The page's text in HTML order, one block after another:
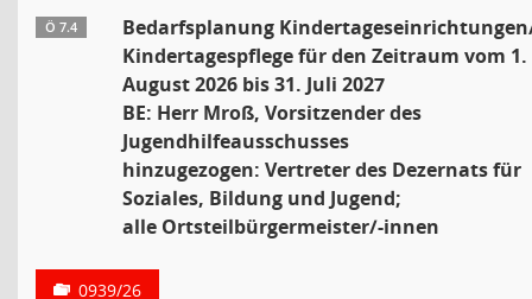
Ö 7.4
Bedarfsplanung
Kindertagespflege für den Zeitraum vom 1.
August 2026 bis 31. Juli 2027
BE: Herr Mroß, Vorsitzender des
Jugendhilfeausschusses
hinzugezogen: Vertreter des Dezernats für
Soziales, Bildung und Jugend;
alle Ortsteilbürgermeister/-innen
0939/26